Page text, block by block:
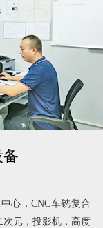
心，CNC车铣复合
元，投影机，高度